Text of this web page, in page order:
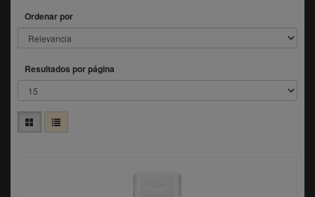
Ordenar por
Resultados por página